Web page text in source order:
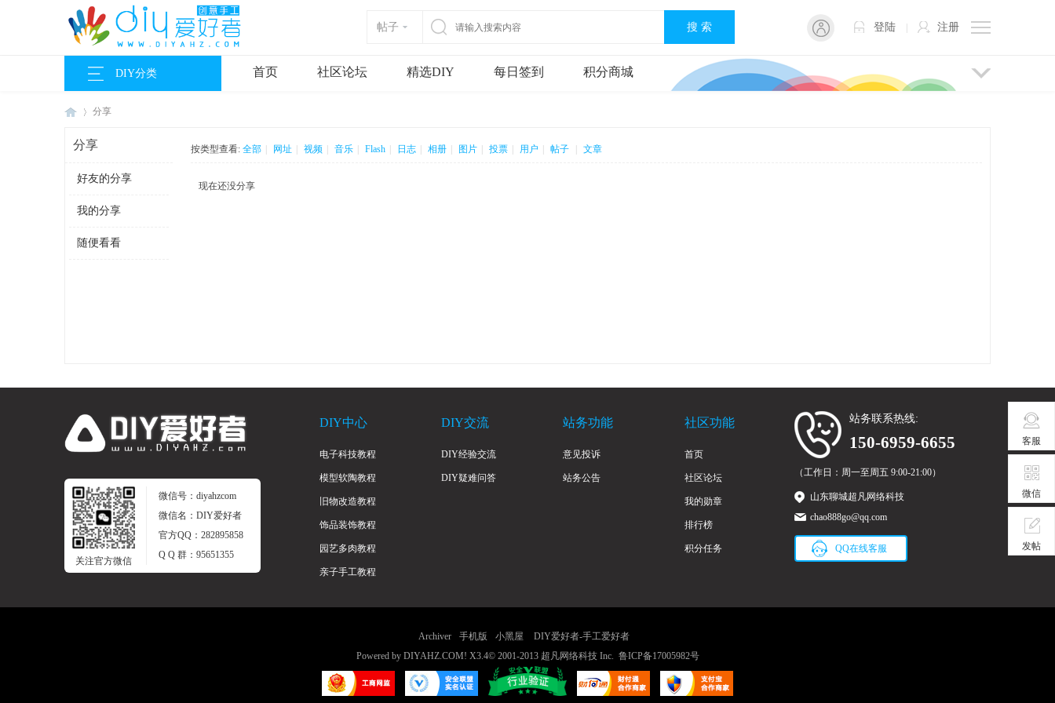
帖子 搜 索 登陆 注册
DIY分类 首页 社区论坛 精选DIY 每日签到 积分商城
客服
微信
发帖
›
分享
分享
好友的分享
我的分享
随便看看
按类型查看: 全部 网址 视频 音乐 Flash 日志 相册 图片 投票 用户 帖子 文章
现在还没分享
关注官方微信
微信号：diyahzcom
微信名：DIY爱好者
官方QQ：282895858
Q Q 群：95651355
DIY中心
电子科技教程
模型软陶教程
旧物改造教程
饰品装饰教程
园艺多肉教程
亲子手工教程
DIY交流
DIY经验交流
DIY疑难问答
站务功能
意见投诉
站务公告
社区功能
首页
社区论坛
我的勋章
排行榜
积分任务
站务联系热线:
150-6959-6655
（工作日：周一至周五 9:00-21:00）
山东聊城超凡网络科技
chao888go@qq.com
QQ在线客服
Archiver 手机版 小黑屋
DIY爱好者-手工爱好者
Powered by DIYAHZ.COM! X3.4© 2001-2013 超凡网络科技 Inc. 鲁ICP备17005982号